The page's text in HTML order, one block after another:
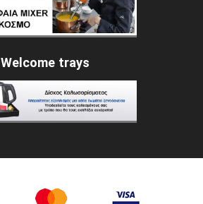
Welcome trays